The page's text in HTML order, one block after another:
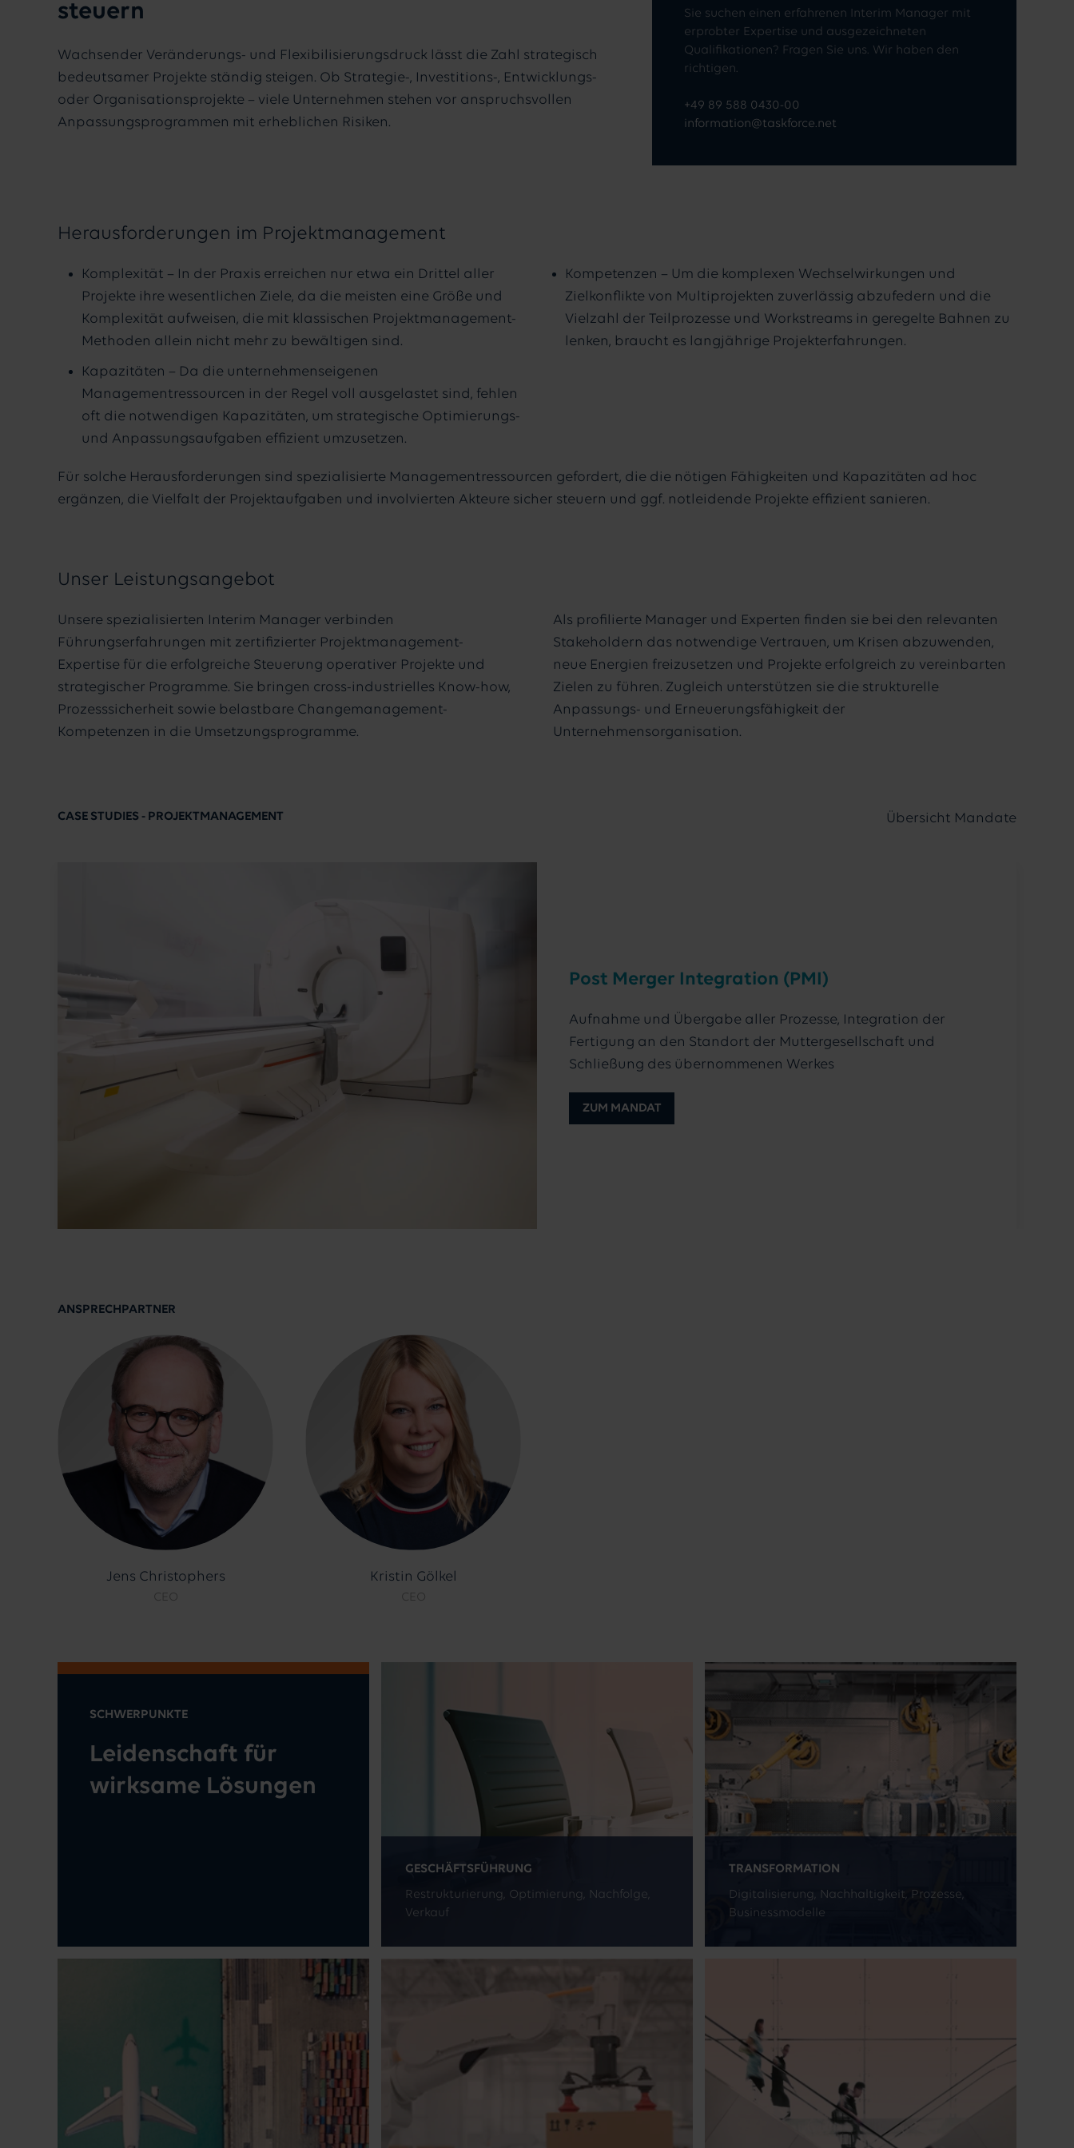
steuern
Wachsender Veränderungs- und Flexibilisierungsdruck lässt die Zahl strategisch
bedeutsamer Projekte ständig steigen. Ob Strategie-, Investitions-, Entwicklungs-
oder Organisationsprojekte – viele Unternehmen stehen vor anspruchsvollen
Anpassungsprogrammen mit erheblichen Risiken.
Sie suchen einen erfahrenen Interim Manager mit
erprobter Expertise und ausgezeichneten
Qualifikationen? Fragen Sie uns. Wir haben den
richtigen.
+49 89 588 0430-00
information@taskforce.net
Herausforderungen im Projektmanagement
Komplexität – In der Praxis erreichen nur etwa ein Drittel aller
Projekte ihre wesentlichen Ziele, da die meisten eine Größe und
Komplexität aufweisen, die mit klassischen Projektmanagement-
Methoden allein nicht mehr zu bewältigen sind.
Kapazitäten – Da die unternehmenseigenen
Managementressourcen in der Regel voll ausgelastet sind, fehlen
oft die notwendigen Kapazitäten, um strategische Optimierungs-
und Anpassungsaufgaben effizient umzusetzen.
Kompetenzen – Um die komplexen Wechselwirkungen und
Zielkonflikte von Multiprojekten zuverlässig abzufedern und die
Vielzahl der Teilprozesse und Workstreams in geregelte Bahnen zu
lenken, braucht es langjährige Projekterfahrungen.
Für solche Herausforderungen sind spezialisierte Managementressourcen gefordert, die die nötigen Fähigkeiten und Kapazitäten ad hoc
ergänzen, die Vielfalt der Projektaufgaben und involvierten Akteure sicher steuern und ggf. notleidende Projekte effizient sanieren.
Unser Leistungsangebot
Unsere spezialisierten Interim Manager verbinden
Führungserfahrungen mit zertifizierter Projektmanagement-
Expertise für die erfolgreiche Steuerung operativer Projekte und
strategischer Programme. Sie bringen cross-industrielles Know-how,
Prozesssicherheit sowie belastbare Changemanagement-
Kompetenzen in die Umsetzungsprogramme.
Als profilierte Manager und Experten finden sie bei den relevanten
Stakeholdern das notwendige Vertrauen, um Krisen abzuwenden,
neue Energien freizusetzen und Projekte erfolgreich zu vereinbarten
Zielen zu führen. Zugleich unterstützen sie die strukturelle
Anpassungs- und Erneuerungsfähigkeit der
Unternehmensorganisation.
CASE STUDIES - PROJEKTMANAGEMENT Übersicht Mandate
Post Merger Integration (PMI)
Aufnahme und Übergabe aller Prozesse, Integration der
Fertigung an den Standort der Muttergesellschaft und
Schließung des übernommenen Werkes
ZUM MANDAT
ANSPRECHPARTNER
Jens Christophers
CEO
Kristin Gölkel
CEO
SCHWERPUNKTE
Leidenschaft für
wirksame Lösungen
GESCHÄFTSFÜHRUNG
Restrukturierung, Optimierung, Nachfolge,
Verkauf
TRANSFORMATION
Digitalisierung, Nachhaltigkeit, Prozesse,
Businessmodelle